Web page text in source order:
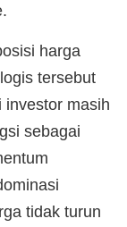
harga
tersebut
investor masih
sebagai
tidak turun